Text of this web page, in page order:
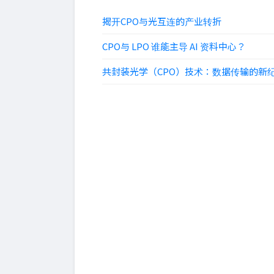
揭开CPO与光互连的产业转折
CPO与 LPO 谁能主导 AI 资料中心？
共封装光学（CPO）技术：数据传输的新